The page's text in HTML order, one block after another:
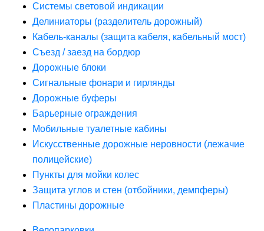
Системы световой индикации
Делиниаторы (разделитель дорожный)
Кабель-каналы (защита кабеля, кабельный мост)
Съезд / заезд на бордюр
Дорожные блоки
Сигнальные фонари и гирлянды
Дорожные буферы
Барьерные ограждения
Мобильные туалетные кабины
Искусственные дорожные неровности (лежачие
полицейские)
Пункты для мойки колес
Защита углов и стен (отбойники, демпферы)
Пластины дорожные